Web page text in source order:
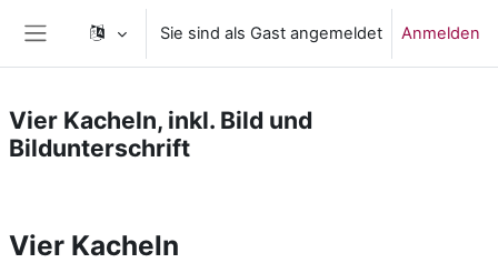
Website-Übersicht
Sie sind als Gast angemeldet Anmelden
Vier Kacheln, inkl. Bild und
Bildunterschrift
Vier Kacheln